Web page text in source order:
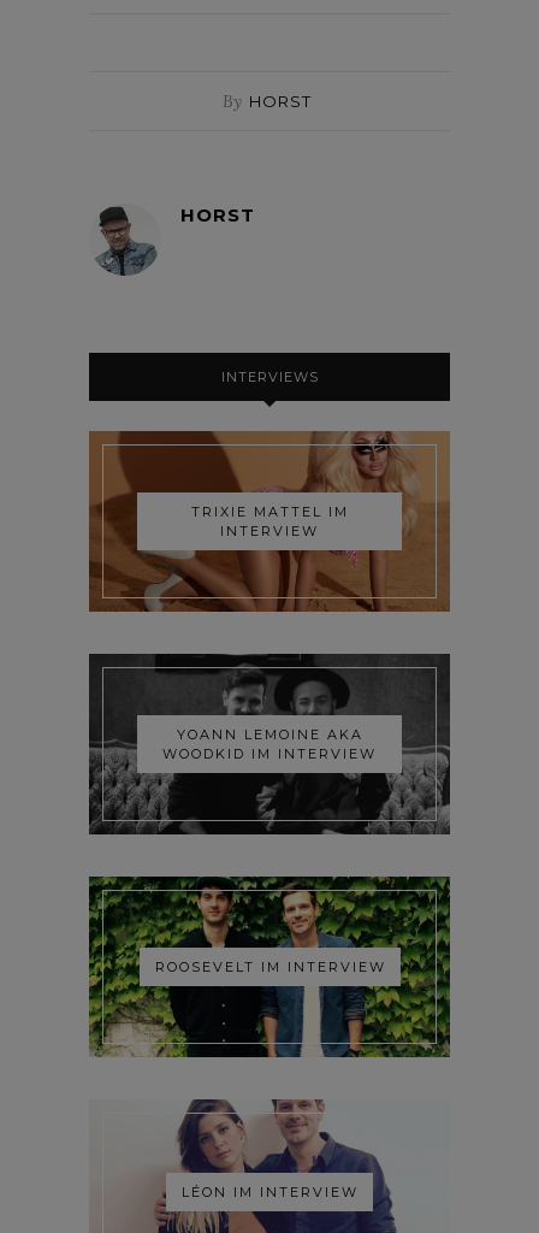
By HORST
HORST
INTERVIEWS
TRIXIE MATTEL IM
INTERVIEW
YOANN LEMOINE AKA
WOODKID IM INTERVIEW
ROOSEVELT IM INTERVIEW
LÉON IM INTERVIEW